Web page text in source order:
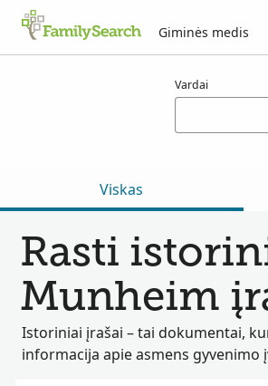
Giminės medis
Vardai
Viskas
Rasti
Munheim
Istoriniai įrašai – tai dokumentai,
informacija apie asmens gyvenimo